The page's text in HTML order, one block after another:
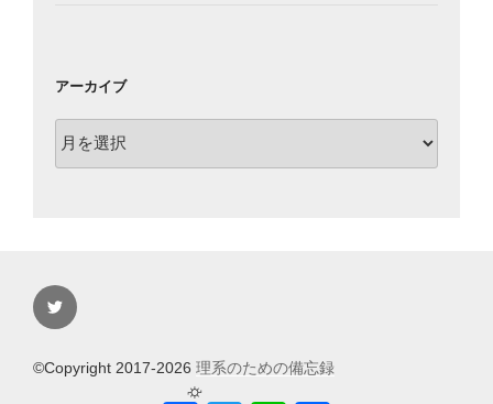
アーカイブ
ー
Twitter
©Copyright 2017-2026 理系のための備忘録
⛮